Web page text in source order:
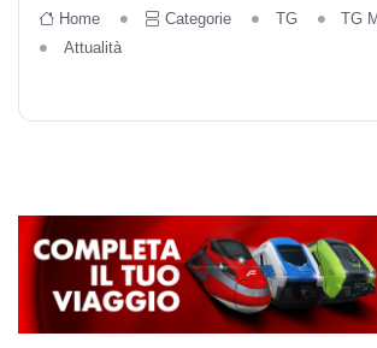
Home Categorie TG
TG
Attualità